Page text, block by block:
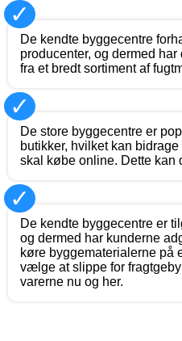
✓
De kendte byggecentre
producenter, og dermed
fra et bredt sortiment af
✓
De store byggecentre er
butikker, hvilket kan
skal købe online. Dette kan
✓
De kendte byggecentre er
og dermed har kunderne
køre byggematerialerne på
vælge at slippe for
varerne nu og her.